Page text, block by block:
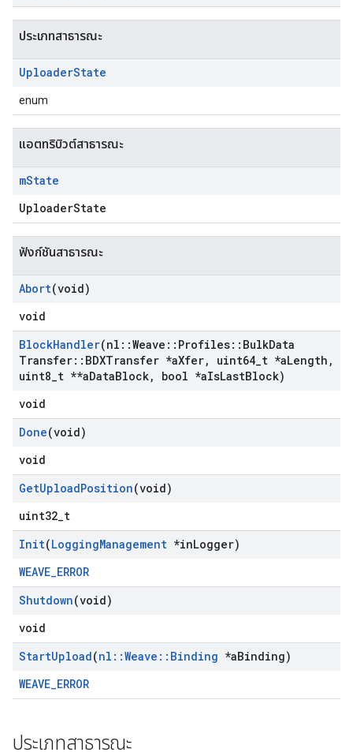
ประเภทสาธารณะ
UploaderState
enum
แอตทริบิวต์สาธารณะ
mState
UploaderState
ฟังก์ชันสาธารณะ
Abort(void)
void
BlockHandler(nl ::Weave :: Profiles:: BulkData
Transfer:: BDXTransfer *aXfer, uint64 t *aLength ,
uint8 t **aDataBlock, bool *aIsLastBlock)
void
Done(void)
void
GetUploadPosition(void)
uint32_t
Init(LoggingManagement *inLogger)
WEAVE_ERROR
Shutdown(void)
void
StartUpload(nl ::Weave :: Binding *aBinding)
WEAVE_ERROR
ประเภทสาธารณะ